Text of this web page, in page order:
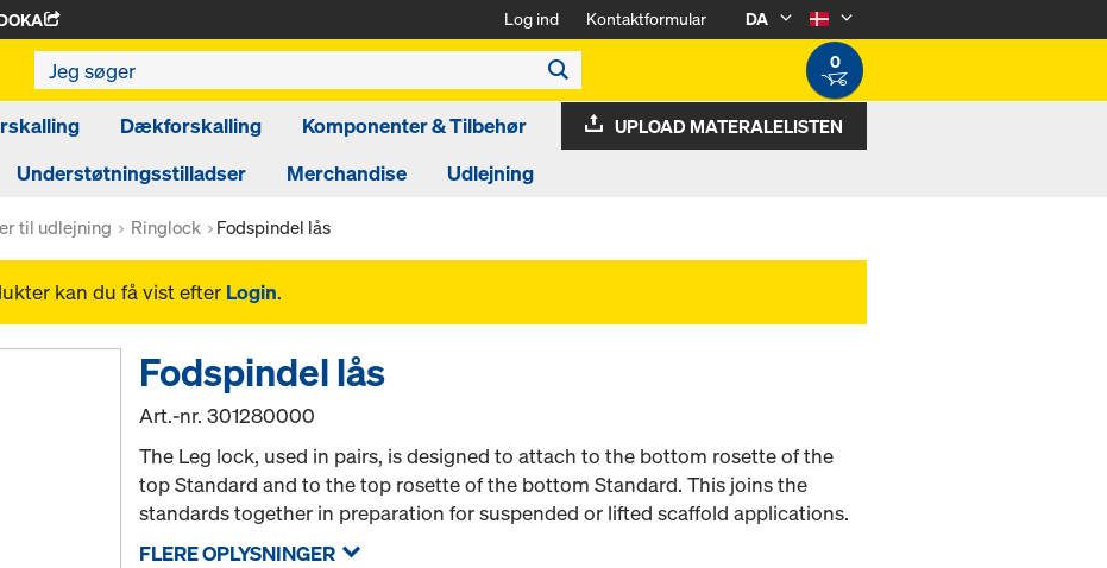
Log ind Kontaktformular
DA
0
Dækforskalling
Komponenter & Tilbehør
Understøtningsstilladser Merchandise Udlejning
UPLOAD MATERALELISTEN
til udlejning Ringlock Fodspindel lås
kan du få vist efter Login.
Fodspindel lås
Art.-nr.301280000
The Leg lock, used in pairs, is designed to attach to the bottom rosette of the
top Standard and to the top rosette of the bottom Standard. This joins the
standards together in preparation for suspended or lifted scaffold applications.
FLERE OPLYSNINGER